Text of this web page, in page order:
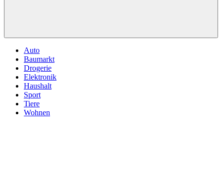
Auto
Baumarkt
Drogerie
Elektronik
Haushalt
Sport
Tiere
Wohnen